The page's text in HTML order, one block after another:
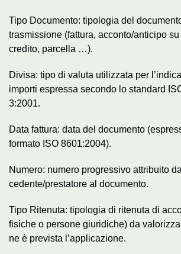
Tipo Documento: tipologia del
trasmissione (fattura, acconto/anticipo
credito, parcella …).
Divisa: tipo di valuta utilizzata per
importi espressa secondo lo standard
3:2001.
Data fattura: data del documento
formato ISO 8601:2004).
Numero: numero progressivo attribuito dal
cedente/prestatore al documento.
Tipo Ritenuta: tipologia di ritenuta di
fisiche o persone giuridiche) da
ne è prevista l’applicazione.